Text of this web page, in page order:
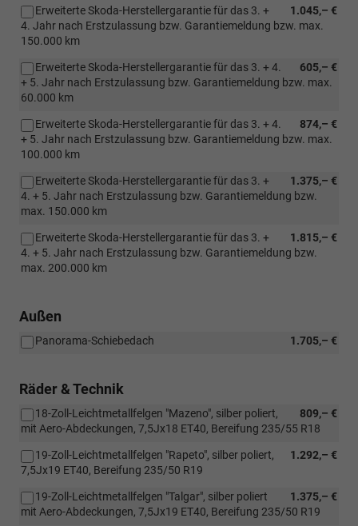
1.045,– €
Erweiterte Skoda-Herstellergarantie für das 3. +
4. Jahr nach Erstzulassung bzw. Garantiemeldung bzw. max.
150.000 km
605,– €
Erweiterte Skoda-Herstellergarantie für das 3. + 4.
+ 5. Jahr nach Erstzulassung bzw. Garantiemeldung bzw. max.
60.000 km
874,– €
Erweiterte Skoda-Herstellergarantie für das 3. + 4.
+ 5. Jahr nach Erstzulassung bzw. Garantiemeldung bzw. max.
100.000 km
1.375,– €
Erweiterte Skoda-Herstellergarantie für das 3. +
4. + 5. Jahr nach Erstzulassung bzw. Garantiemeldung bzw.
max. 150.000 km
1.815,– €
Erweiterte Skoda-Herstellergarantie für das 3. +
4. + 5. Jahr nach Erstzulassung bzw. Garantiemeldung bzw.
max. 200.000 km
Außen
1.705,– €
Panorama-Schiebedach
Räder & Technik
809,– €
18-Zoll-Leichtmetallfelgen "Mazeno", silber poliert,
mit Aero-Abdeckungen, 7,5Jx18 ET40, Bereifung 235/55 R18
1.292,– €
19-Zoll-Leichtmetallfelgen "Rapeto", silber poliert,
7,5Jx19 ET40, Bereifung 235/50 R19
1.375,– €
19-Zoll-Leichtmetallfelgen "Talgar", silber poliert
mit Aero-Abdeckungen, 7,5Jx19 ET40, Bereifung 235/50 R19